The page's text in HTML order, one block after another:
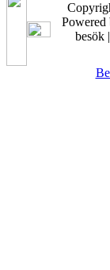
Powered
besök